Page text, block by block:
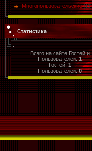
Многопользовательские [13]
Статистика
Всего на сайте Гостей и
Пользователей:1
Гостей:1
Пользователей:0